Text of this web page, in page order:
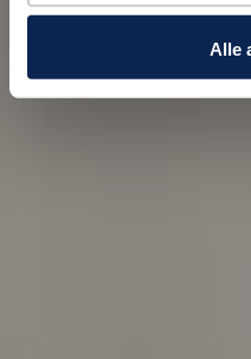
beschränken auf
Weitere Informationen
finden Sie in unsereren
demImpressum.
Alle